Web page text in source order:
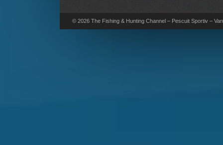
© 2026 The Fishing & Hunting Channel – Pescuit Sportiv –